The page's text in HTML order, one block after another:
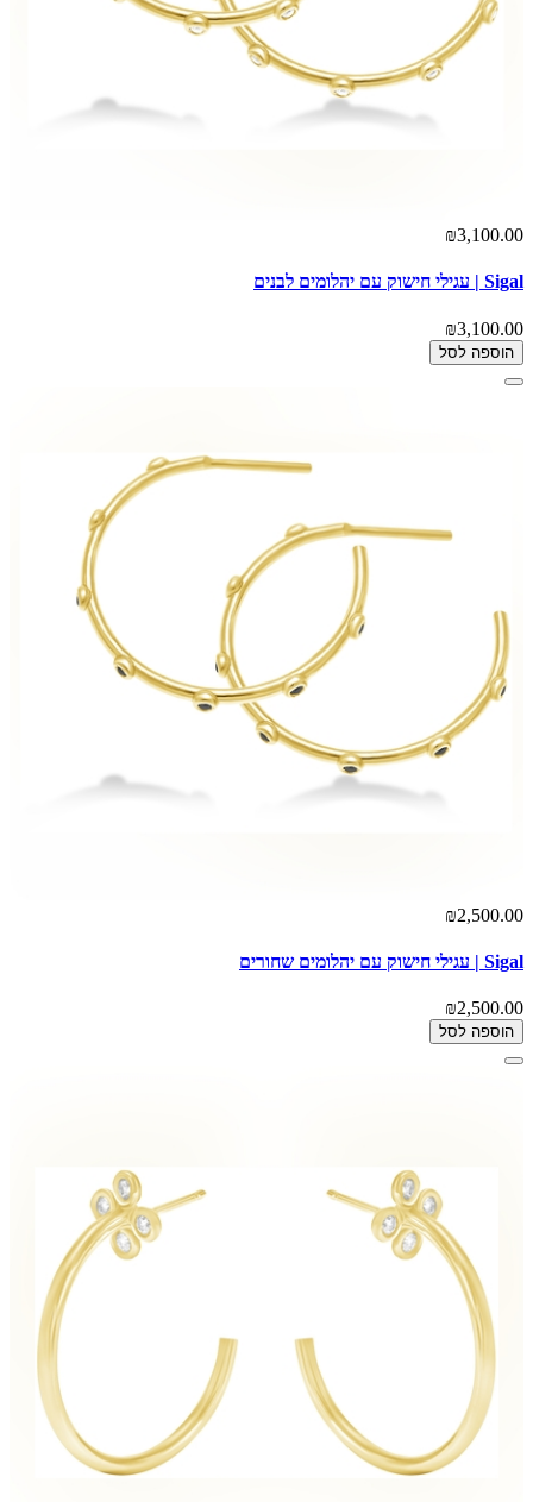
₪3,100.00
Sigal | עגילי חישוק עם יהלומים לבנים
₪3,100.00
הוספה לסל
₪2,500.00
Sigal | עגילי חישוק עם יהלומים שחורים
₪2,500.00
הוספה לסל